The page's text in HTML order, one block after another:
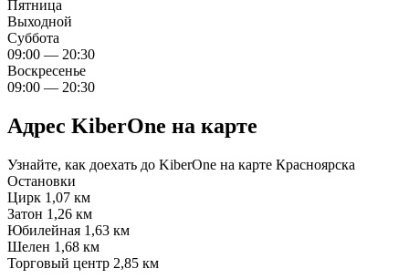
Пятница
Выходной
Суббота
09:00 — 20:30
Воскресенье
09:00 — 20:30
Адрес KiberOne на карте
Узнайте, как доехать до KiberOne на карте Красноярска
Остановки
Цирк 1,07 км
Затон 1,26 км
Юбилейная 1,63 км
Шелен 1,68 км
Торговый центр 2,85 км